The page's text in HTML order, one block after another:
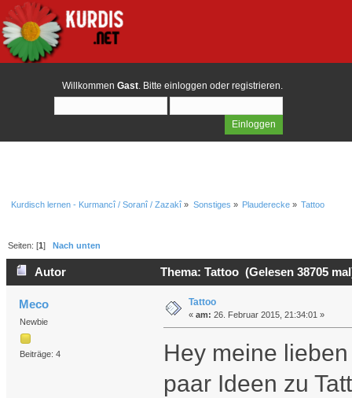
Willkommen Gast. Bitte einloggen oder registrieren.
Kurdisch lernen - Kurmancî / Soranî / Zazakî » Sonstiges » Plauderecke» Tattoo
Seiten: [1]Nach unten
Autor Thema: Tattoo (Gelesen 38705
Meco
Newbie
Beiträge: 4
Tattoo
« am: 26. Februar 2015, 21:34:01 »
Hey meine
paar Ideen zu